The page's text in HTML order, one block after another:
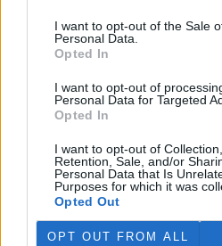
I want to opt-out of the Sale
Personal Data.
Opted In
I want to opt-out of
Personal Data for Targeted
Opted In
I want to opt-out of
Retention, Sale, and/or
Personal Data that Is
Purposes for which it was
Opted Out
OPT OUT FROM ALL
veder, napsal zpravodajský server
Ghanský parlament schválil
kakaových plantáží
4.8.2026 12:39 (ČTK
plantáž na jiný účel. Informovala o
čeká na podpis prezidenta Johna